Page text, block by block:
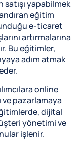
yapabilmek
eğitim
e-ticaret
artırmalarına
Bu eğitimler,
adım atmak
online
ve pazarlamaya
dijital
yönetimi ve
işlenir.